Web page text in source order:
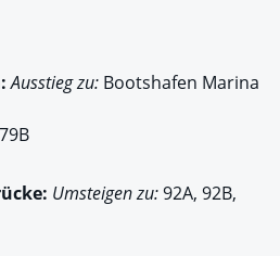
Ausstieg zu: Bootshafen Marina
Umsteigen zu:92A, 92B,